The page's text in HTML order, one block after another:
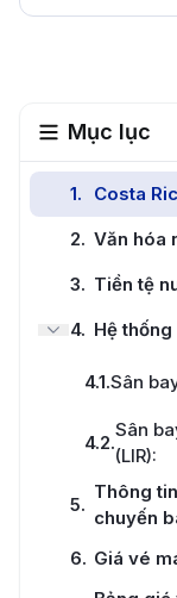
Mục lục
1.
Costa
2. Văn hóa
3. Tiền tệ
4. Hệ
4.1.Sân
4.2.
Sân
(LIR):
5.
Thông
chuyến
6. Giá vé